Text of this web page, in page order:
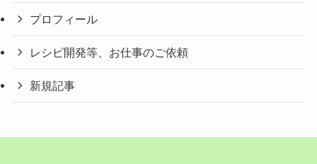
プロフィール
レシピ開発等、お仕事のご依頼
新規記事